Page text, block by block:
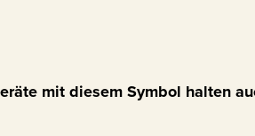
mit diesem Symbol halten